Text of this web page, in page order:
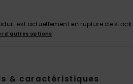
est actuellement en rupture de stock.
d'autres options
& caractéristiques